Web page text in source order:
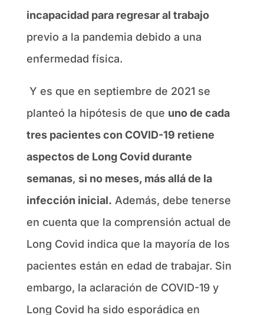
incapacidad para regresar al trabajo
previo a la pandemia debido a una
enfermedad física.
Y es que en septiembre de 2021 se
planteó la hipótesis de que uno de cada
tres pacientes con COVID-19 retiene
aspectos de Long Covid durante
semanas, si no meses, más allá de la
infección inicial. Además, debe tenerse
en cuenta que la comprensión actual de
Long Covid indica que la mayoría de los
pacientes están en edad de trabajar. Sin
embargo, la aclaración de COVID-19 y
Long Covid ha sido esporádica en